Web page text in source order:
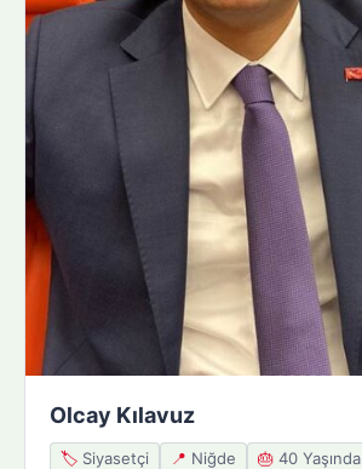
Olcay Kılavuz
🏷️ Siyasetçi 📍 Niğde 🎂 40 Yaşında